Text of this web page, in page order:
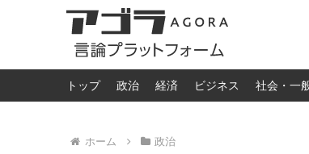
トップ 政治 経済 ビジネス 社会・一
ホーム 政治